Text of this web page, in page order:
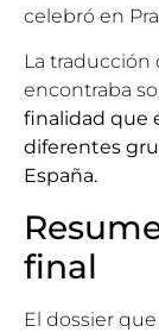
celebró en
La
encontraba
finalidad que
diferentes
España.
final
El dossier